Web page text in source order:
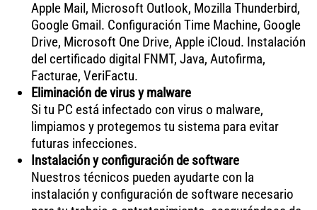
Apple Mail, Microsoft Outlook, Mozilla Thunderbird,
Google Gmail. Configuración Time Machine, Google
Drive, Microsoft One Drive, Apple iCloud. Instalación
del certificado digital FNMT, Java, Autofirma,
Facturae, VeriFactu.
Eliminación de virus y malware
Si tu PC está infectado con virus o malware,
limpiamos y protegemos tu sistema para evitar
futuras infecciones.
Instalación y configuración de software
Nuestros técnicos pueden ayudarte con la
instalación y configuración de software necesario